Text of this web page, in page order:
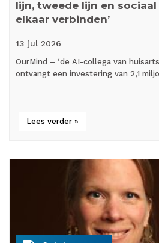
lijn, tweede lijn en
elkaar verbinden’
13 jul 2026
OurMind – ‘de AI-collega van
ontvangt een investering van 2,1
Lees verder »